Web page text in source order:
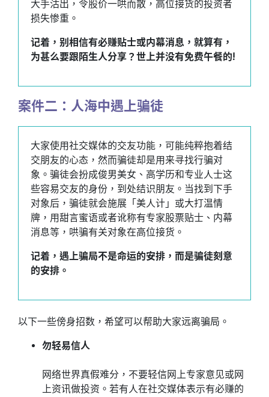
大手沽出，令股价一哄而散，高位接货的投资者
损失惨重。
记着，别相信有必赚贴士或内幕消息，就算有，
为甚么要跟陌生人分享？世上并没有免费午餐的!
案件二：人海中遇上骗徒
大家使用社交媒体的交友功能，可能纯粹抱着结
交朋友的心态，然而骗徒却是用来寻找行骗对
象。骗徒会扮成俊男美女、高学历和专业人士这
些容易交友的身份，到处结识朋友。当找到下手
对象后，骗徒就会施展「美人计」或大打温情
牌，用甜言蜜语或者讹称有专家股票贴士、内幕
消息等，哄骗有关对象在高位接货。
记着，遇上骗局不是命运的安排，而是骗徒刻意
的安排。
以下一些傍身招数，希望可以帮助大家远离骗局。
勿轻易信人
网络世界真假难分，不要轻信网上专家意见或网
上资讯做投资。若有人在社交媒体表示有必赚的